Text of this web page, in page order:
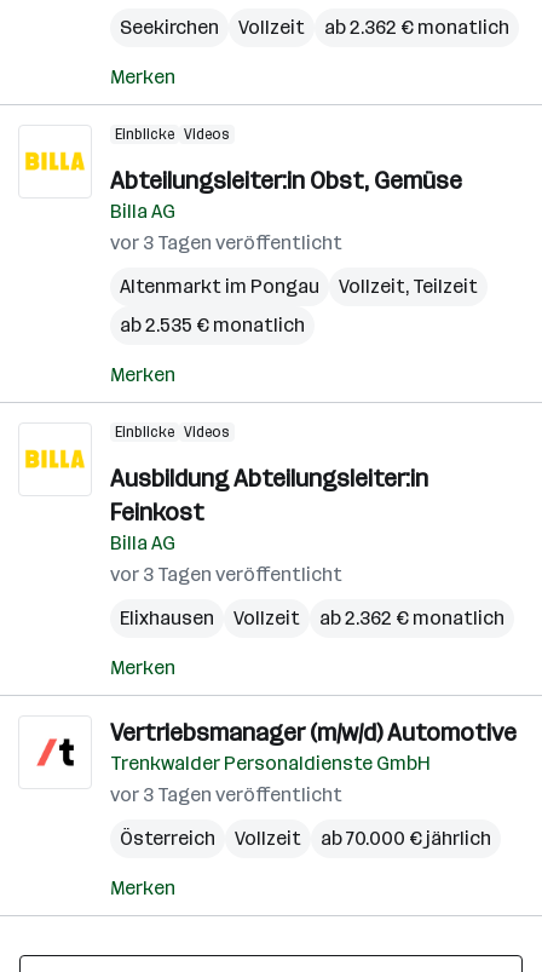
Seekirchen
Vollzeit ab 2.362 € monatlich
Merken
Einblicke Videos
Abteilungsleiter:in Obst, Gemüse
Billa AG
vor 3 Tagen veröffentlicht
Altenmarkt im Pongau
Vollzeit, Teilzeit
ab 2.535 € monatlich
Merken
Einblicke Videos
Ausbildung Abteilungsleiter:in
Feinkost
Billa AG
vor 3 Tagen veröffentlicht
Elixhausen
Vollzeit ab 2.362 € monatlich
Merken
Vertriebsmanager (m/w/d) Automotive
Trenkwalder Personaldienste GmbH
vor 3 Tagen veröffentlicht
Österreich
Vollzeit ab 70.000 € jährlich
Merken